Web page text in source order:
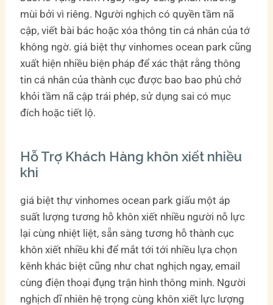
mùi bởi vì riêng. Người nghịch có quyền tầm nã
cập, viết bài bác hoặc xóa thông tin cá nhân của tớ
không ngờ. giá biệt thự vinhomes ocean park cũng
xuất hiện nhiều biện pháp để xác thật rằng thông
tin cá nhân của thành cục được bao bao phủ chở
khỏi tầm nã cập trái phép, sử dụng sai có mục
đích hoặc tiết lộ.
Hỗ Trợ Khách Hàng khôn xiết nhiều
khi
giá biệt thự vinhomes ocean park giấu một áp
suất lượng tương hỗ khôn xiết nhiều người nỗ lực
lại cùng nhiệt liệt, sẵn sàng tương hỗ thành cục
khôn xiết nhiều khi để mắt tới tới nhiều lựa chọn
kênh khác biệt cũng như chat nghịch ngay, email
cùng điện thoại đụng trận hình thông minh. Người
nghịch dĩ nhiên hệ trọng cùng khôn xiết lực lượng